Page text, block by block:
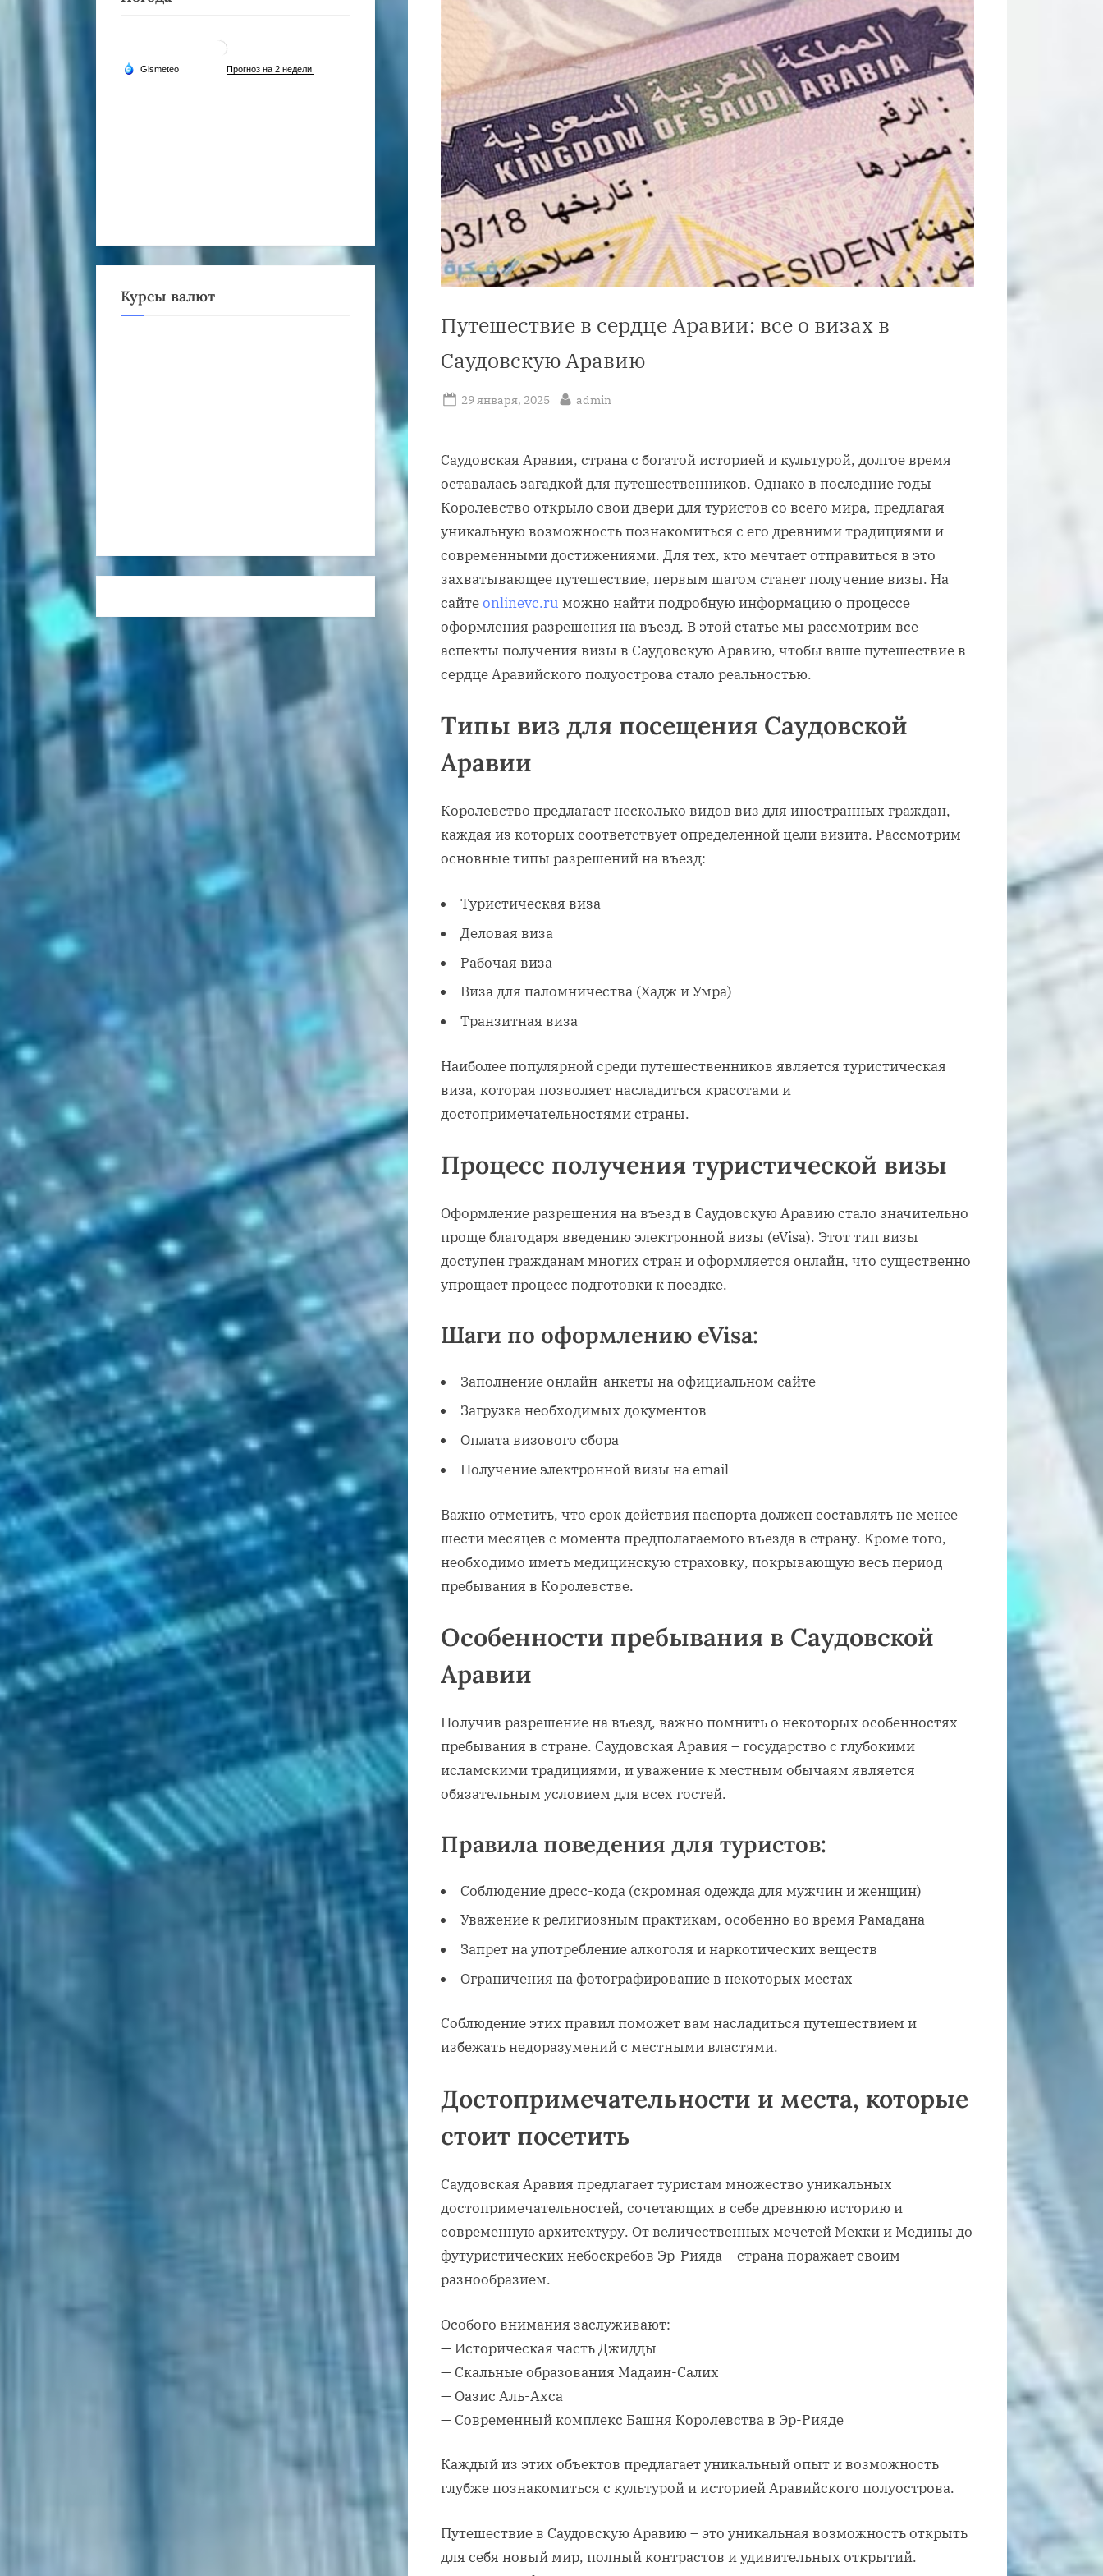
Путешествие в сердце Аравии: все о визах в
Саудовскую Аравию
Posted
29 января, 2025 By
admin
Саудовская Аравия, страна с богатой историей и культурой, долгое время
оставалась загадкой для путешественников. Однако в последние годы
Королевство открыло свои двери для туристов со всего мира, предлагая
уникальную возможность познакомиться с его древними традициями и
современными достижениями. Для тех, кто мечтает отправиться в это
захватывающее путешествие, первым шагом станет получение визы. На
сайтеonlinevc.ru можно найти подробную информацию о процессе
оформления разрешения на въезд. В этой статье мы рассмотрим все
аспекты получения визы в Саудовскую Аравию, чтобы ваше путешествие в
сердце Аравийского полуострова стало реальностью.
Типы виз для посещения Саудовской
Аравии
Королевство предлагает несколько видов виз для иностранных граждан,
каждая из которых соответствует определенной цели визита. Рассмотрим
основные типы разрешений на въезд:
Туристическая виза
Деловая виза
Рабочая виза
Виза для паломничества (Хадж и Умра)
Транзитная виза
Наиболее популярной среди путешественников является туристическая
виза, которая позволяет насладиться красотами и
достопримечательностями страны.
Процесс получения туристической визы
Оформление разрешения на въезд в Саудовскую Аравию стало значительно
проще благодаря введению электронной визы (eVisa). Этот тип визы
доступен гражданам многих стран и оформляется онлайн, что существенно
упрощает процесс подготовки к поездке.
Шаги по оформлению eVisa:
Заполнение онлайн-анкеты на официальном сайте
Загрузка необходимых документов
Оплата визового сбора
Получение электронной визы на email
Важно отметить, что срок действия паспорта должен составлять не менее
шести месяцев с момента предполагаемого въезда в страну. Кроме того,
необходимо иметь медицинскую страховку, покрывающую весь период
пребывания в Королевстве.
Особенности пребывания в Саудовской
Аравии
Получив разрешение на въезд, важно помнить о некоторых особенностях
пребывания в стране. Саудовская Аравия – государство с глубокими
исламскими традициями, и уважение к местным обычаям является
обязательным условием для всех гостей.
Правила поведения для туристов:
Соблюдение дресс-кода (скромная одежда для мужчин и женщин)
Уважение к религиозным практикам, особенно во время Рамадана
Запрет на употребление алкоголя и наркотических веществ
Ограничения на фотографирование в некоторых местах
Соблюдение этих правил поможет вам насладиться путешествием и
избежать недоразумений с местными властями.
Достопримечательности и места, которые
стоит посетить
Саудовская Аравия предлагает туристам множество уникальных
достопримечательностей, сочетающих в себе древнюю историю и
современную архитектуру. От величественных мечетей Мекки и Медины до
футуристических небоскребов Эр-Рияда – страна поражает своим
разнообразием.
Особого внимания заслуживают:
— Историческая часть Джидды
— Скальные образования Мадаин-Салих
— Оазис Аль-Ахса
— Современный комплекс Башня Королевства в Эр-Рияде
Каждый из этих объектов предлагает уникальный опыт и возможность
глубже познакомиться с культурой и историей Аравийского полуострова.
Путешествие в Саудовскую Аравию – это уникальная возможность открыть
для себя новый мир, полный контрастов и удивительных открытий.
Курсы валют